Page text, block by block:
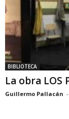
BIBLIOTECA
La obra LOS
Guillermo Pallacán -